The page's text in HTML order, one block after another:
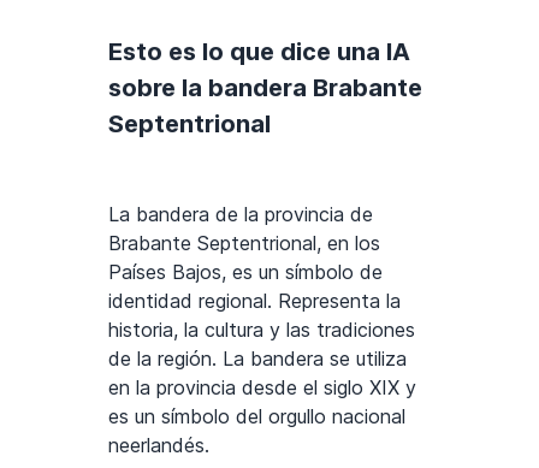
Esto es lo que dice una IA
sobre la bandera Brabante
Septentrional
La bandera de la provincia de
Brabante Septentrional, en los
Países Bajos, es un símbolo de
identidad regional. Representa la
historia, la cultura y las tradiciones
de la región. La bandera se utiliza
en la provincia desde el siglo XIX y
es un símbolo del orgullo nacional
neerlandés.